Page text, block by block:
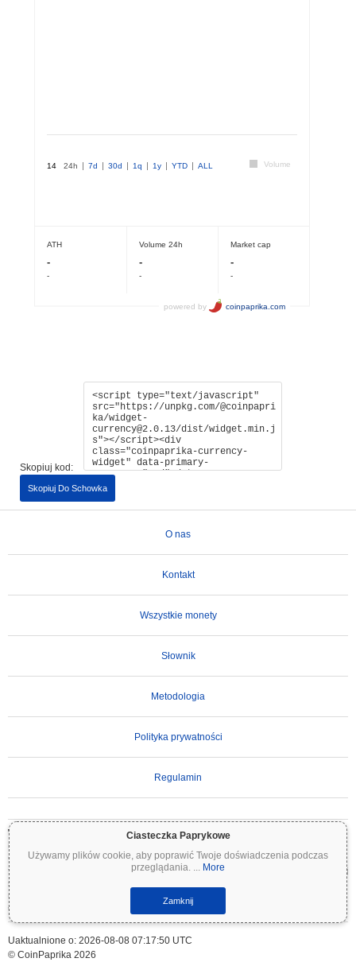
Ciasteczka Paprykowe
Używamy plików cookie, aby poprawić Twoje doświadczenia podczas
przeglądania. ... More
Zamknij
Skopiuj kod:
Skopiuj Do Schowka
O nas
Kontakt
Wszystkie monety
Słownik
Metodologia
Polityka prywatności
Regulamin
WAŻNE ZASTRZEŻENIE:
Kryptowaluty są wysoce zmienne i wiążą się ze znacznym
ryzykiem. Możesz stracić część lub całość swojej inwestycji. Wszystkie informacje na
Coinpaprika są udostępniane wyłącznie w celach informacyjnych i nie stanowią porady
finansowej ani inwestycyjnej. Zawsze przeprowadzaj własne badania (DYOR) i konsultuj
się z wykwalifikowanym doradcą finansowym przed podjęciem decyzji inwestycyjnych.
Coinpaprika nie ponosi odpowiedzialności za jakiekolwiek straty wynikające z
wykorzystania tych informacji.
Uaktualnione o: 2026-08-08 07:17:50 UTC
© CoinPaprika 2026